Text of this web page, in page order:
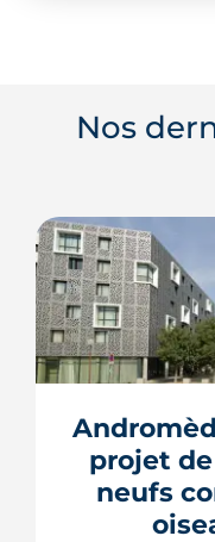
Nos
projet
neufs